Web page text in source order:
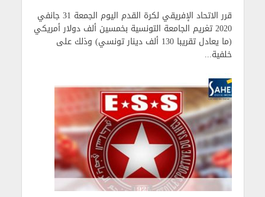
قرر الاتحاد الإفريقي لكرة القدم اليوم الجمعة 31 جانفي
2020 تغريم الجامعة التونسية بخمسين ألف دولار أمريكي
(ما يعادل تقريبا 130 ألف دينار تونسي) وذلك على
خلفية...